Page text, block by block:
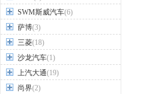
SWM斯威汽车(6)
萨博(3)
三菱(18)
沙龙汽车(1)
上汽大通(19)
尚界(2)